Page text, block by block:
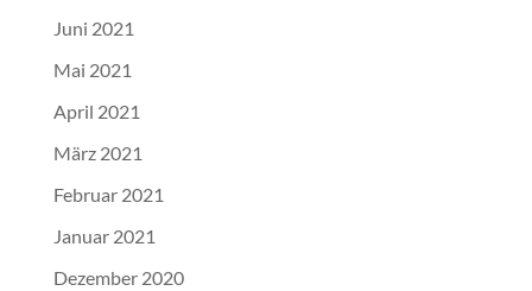
Juni 2021
Mai 2021
April 2021
März 2021
Februar 2021
Januar 2021
Dezember 2020